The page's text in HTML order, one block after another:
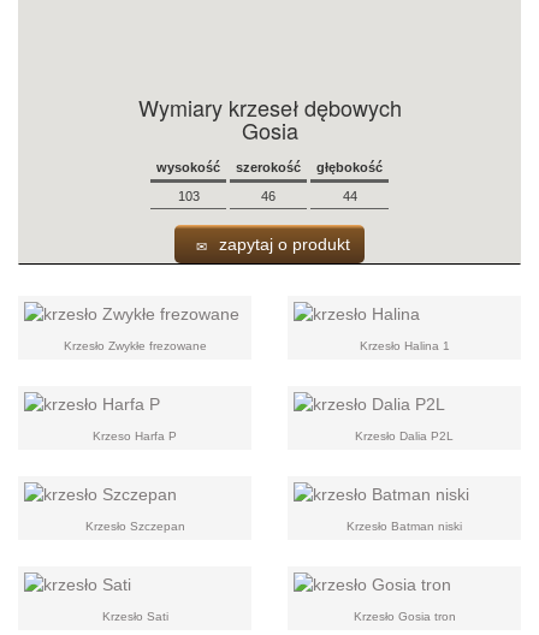
Wymiary krzeseł dębowych
Gosia
wysokość szerokość
głębokość
103
46 44
zapytaj o produkt
Krzesło Zwykłe frezowane Krzesło Halina 1
Krzeso Harfa P Krzesło Dalia P2L
Krzesło Szczepan Krzesło Batman niski
Krzesło Sati Krzesło Gosia tron